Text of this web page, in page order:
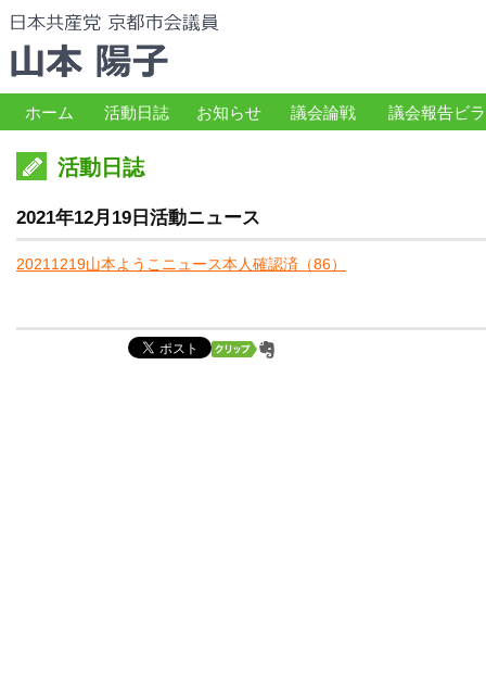
ホーム 活動日誌 お知らせ 議会論戦 議会報告ビラ
活動日誌
2021年12月19日活動ニュース
20211219山本ようこニュース本人確認済（86）